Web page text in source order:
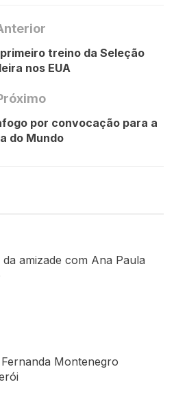
treino da Seleção
nos EUA
por convocação para a
do Mundo
amizade com Ana Paula
Montenegro